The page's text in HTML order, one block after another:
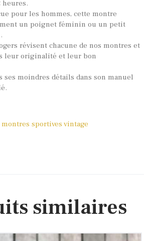
heures.
pour les hommes, cette montre
un poignet féminin ou un petit
révisent chacune de nos montres et
leur originalité et leur bon
ses moindres détails dans son manuel
sportives vintage
similaires